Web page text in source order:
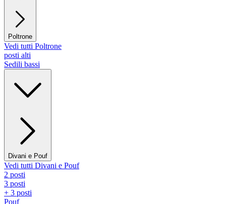
Poltrone
Vedi tutti Poltrone
posti alti
Sedili bassi
Divani e Pouf
Vedi tutti Divani e Pouf
2 posti
3 posti
+ 3 posti
Pouf